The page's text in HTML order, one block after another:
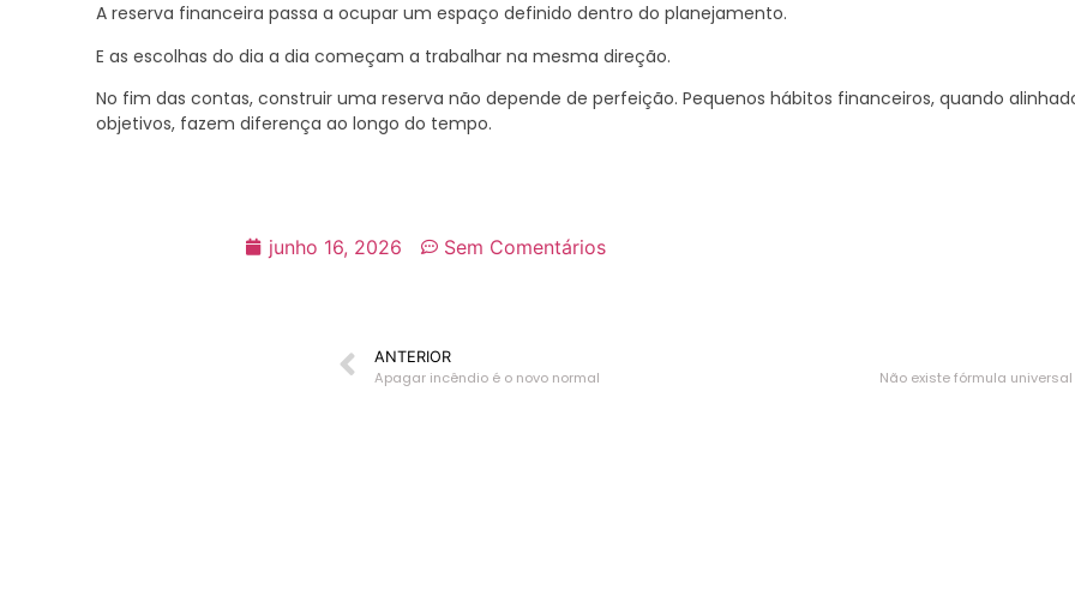
A reserva financeira passa a ocupar um espaço definido dentro do planejamento.
E as escolhas do dia a dia começam a trabalhar na mesma direção.
No fim das contas, construir uma reserva não depende de perfeição. Pequenos hábitos financeiros, quando
objetivos, fazem diferença ao longo do tempo.
junho 16, 2026 Sem Comentários
ANTERIOR
Apagar incêndio é o novo normal Não existe fórmula